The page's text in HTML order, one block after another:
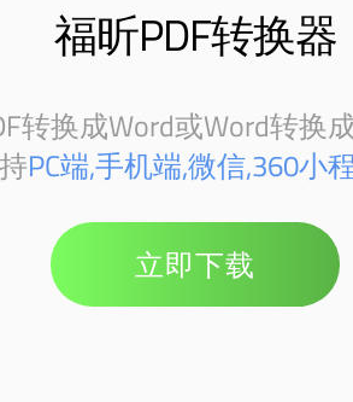
福昕PDF转换器
换成Word或Word转换
PC端,手机端,微信,360小
立即下载